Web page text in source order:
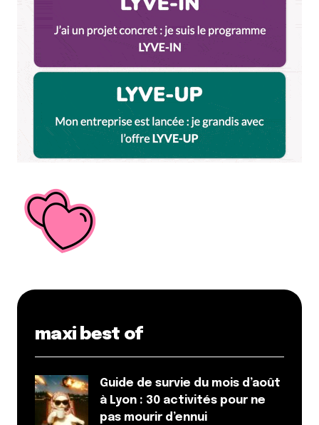
maxi best of
Guide de survie du mois d’août
à Lyon : 30 activités pour ne
pas mourir d’ennui